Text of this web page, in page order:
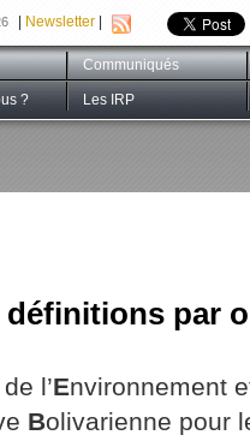
Newsletter
Communiqués
? Les IRP
définitions par
l’Environnement
Bolivarienne pour